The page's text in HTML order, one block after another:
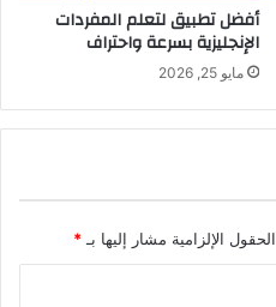
أفضل تطبيق لتعلم المفردات
الإنجليزية بسرعة واحتراف
مايو 25, 2026
الحقول الإلزامية مشار إليها بـ *